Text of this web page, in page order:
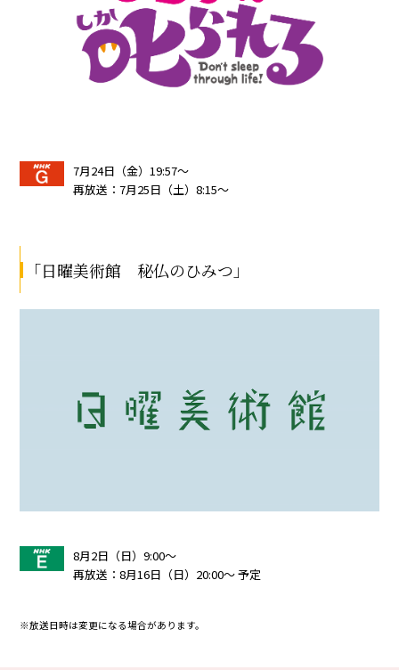
7月24日（金）19:57～
再放送：7月25日（土）8:15～
｢日曜美術館 秘仏のひみつ」
8月2日（日）9:00～
再放送：8月16日（日）20:00～ 予定
※放送日時は変更になる場合があります。